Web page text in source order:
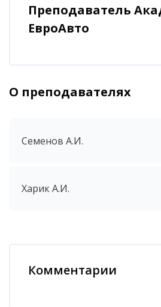
Преподаватель
ЕвроАвто
Пропустить [Cocoon] Аккордеон
О преподавателях
Семенов А.И.
Харик А.И.
Пропустить Комментарии
Комментарии